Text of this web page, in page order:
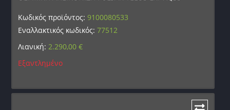
Κωδικός προϊόντος:9100080533
Εναλλακτικός κωδικός:77512
Λιανική: 2.290,00€
Εξαντλημένο